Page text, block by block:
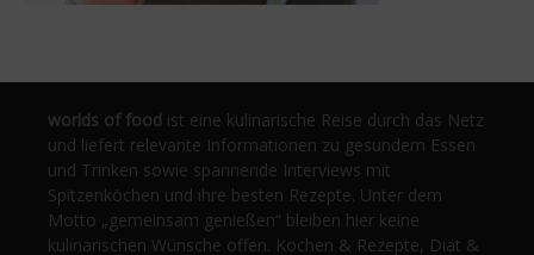
worlds of food ist eine kulinarische Reise durch das Netz
und liefert relevante Informationen zu gesundem Essen
und Trinken sowie spannende Interviews mit
Spitzenköchen und ihre besten Rezepte. Unter dem
Motto „gemeinsam genießen“ bleiben hier keine
kulinarischen Wünsche offen. Kochen & Rezepte, Diät &